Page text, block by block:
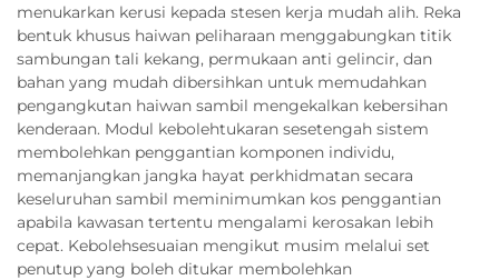
menukarkan kerusi kepada stesen kerja mudah alih. Reka
bentuk khusus haiwan peliharaan menggabungkan titik
sambungan tali kekang, permukaan anti gelincir, dan
bahan yang mudah dibersihkan untuk memudahkan
pengangkutan haiwan sambil mengekalkan kebersihan
kenderaan. Modul kebolehtukaran sesetengah sistem
membolehkan penggantian komponen individu,
memanjangkan jangka hayat perkhidmatan secara
keseluruhan sambil meminimumkan kos penggantian
apabila kawasan tertentu mengalami kerosakan lebih
cepat. Kebolehsesuaian mengikut musim melalui set
penutup yang boleh ditukar membolehkan